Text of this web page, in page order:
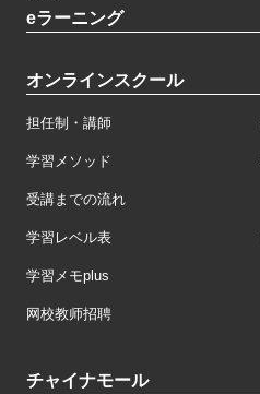
eラーニング
オンラインスクール
担任制・講師
学習メソッド
受講までの流れ
学習レベル表
学習メモplus
网校教师招聘
チャイナモール